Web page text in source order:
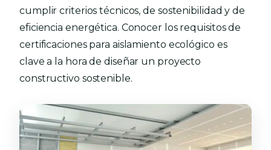
cumplir criterios técnicos, de sostenibilidad y de
eficiencia energética. Conocer los requisitos de
certificaciones para aislamiento ecológico es
clave a la hora de diseñar un proyecto
constructivo sostenible.